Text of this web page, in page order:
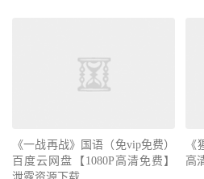
《一战再战》国语（免vip免费）
百度云网盘【1080P高清免费】
高